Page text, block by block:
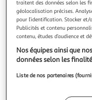
liaison passionnée et
l'hébétude, le déni. Puis
est un bouleversant
Vous voulez
traitent des données selon les
géolocalisation précises.
pour l’identification. Stocker
Publicités et contenu
contenu, études d’audience et
Nos équipes ainsi que
données selon les
Liste de nos partenaires